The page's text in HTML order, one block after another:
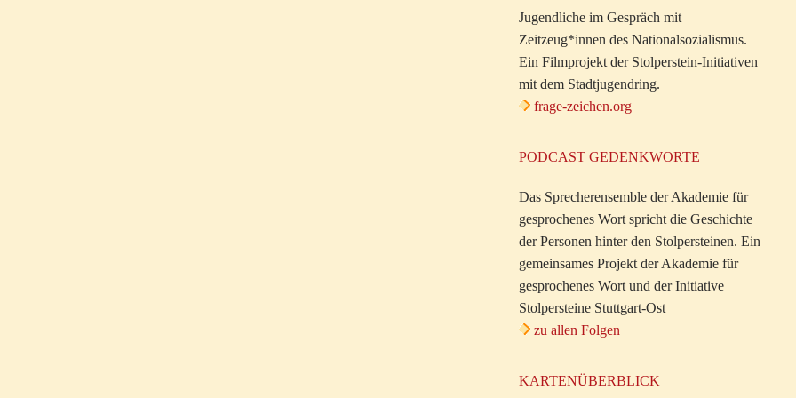
Jugendliche im Gespräch mit
Zeitzeug*innen des Nationalsozialismus.
Ein Filmprojekt der Stolperstein-Initiativen
mit dem Stadtjugendring.
frage-zeichen.org
PODCAST GEDENKWORTE
Das Sprecherensemble der Akademie für
gesprochenes Wort spricht die Geschichte
der Personen hinter den Stolpersteinen. Ein
gemeinsames Projekt der Akademie für
gesprochenes Wort und der Initiative
Stolpersteine Stuttgart-Ost
zu allen Folgen
KARTENÜBERBLICK